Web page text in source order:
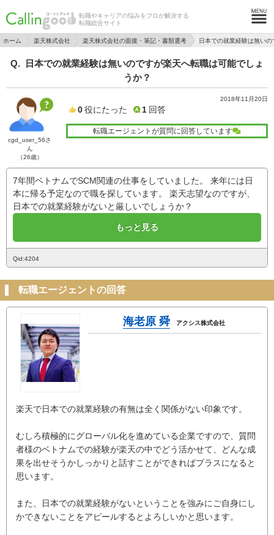
転職やキャリアの悩みをプロが解決する
転職総合サイト
ホーム 楽天株式会社 楽天株式会社の面接・筆記・書類選考 日本での就業経験は無い
日本での就業経験は無いのですが楽天へ転職は可能でしょ
うか？
cgd_user_56さ
ん
（26歳）
2018年11月20日
0 役にたった 1 回答
転職エージェントが質問に回答しています
7年間ベトナムでSCM関連の仕事をしていました。 来年には日
本に帰る予定なので職を探しています。 楽天志望なのですが、
日本での就業経験がないと厳しいでしょうか？
もっと見る
Qid:4204
転職エージェントの回答
海老原 舜 アクシス株式会社
楽天で日本での就業経験の有無は全く関係がない印象です。
むしろ積極的にグローバル化を進めている企業ですので、質問
者様のベトナムでの経験が楽天の中でどう活かせて、どんな成
果を出せそうかしっかりと話すことができればプラスになると
思います。
また、日本での就業経験がないということを強みにご自身にし
かできないことをアピールするとよろしいかと思います。